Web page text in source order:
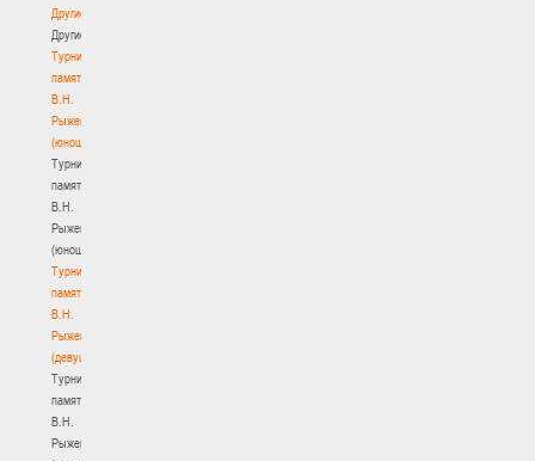
Другие
Другие
Турнир
памяти
В.Н.
Рыженкова
(юноши)
Турнир
памяти
В.Н.
Рыженкова
(юноши)
Турнир
памяти
В.Н.
Рыженкова
(девушки)
Турнир
памяти
В.Н.
Рыженкова